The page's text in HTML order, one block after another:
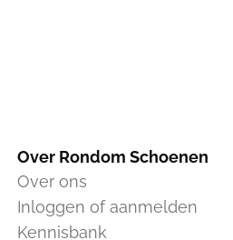
Over Rondom Schoenen
Over ons
Inloggen of aanmelden
Kennisbank